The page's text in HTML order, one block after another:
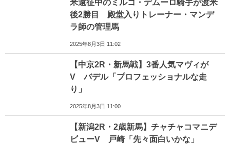
米遠征中のミルコ・デムーロ騎手が渡米
後2勝目 殿堂入りトレーナー・マンデ
ラ師の管理馬
2025年8月3日 11:02
【中京2R・新馬戦】3番人気マヴィが
V バデル「プロフェッショナルな走
り」
2025年8月3日 11:00
【新潟2R・2歳新馬】チャチャコマニデ
ビューV 戸崎「先々面白いかな」